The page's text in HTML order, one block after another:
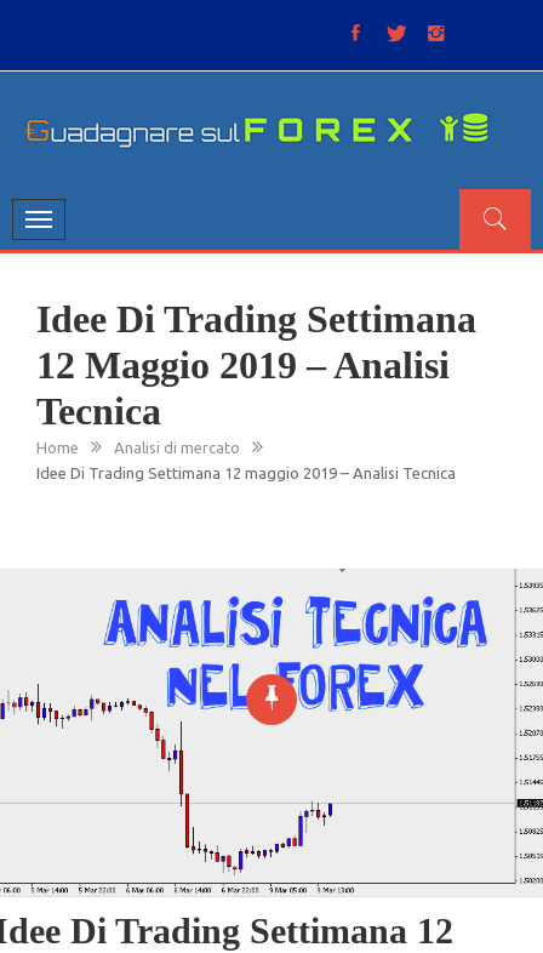
Toggle
navigation
Idee Di Trading Settimana
12 Maggio 2019 – Analisi
Tecnica
Home
Analisi di mercato
Idee Di Trading Settimana 12 maggio 2019 – Analisi Tecnica
Di Trading Settimana 12